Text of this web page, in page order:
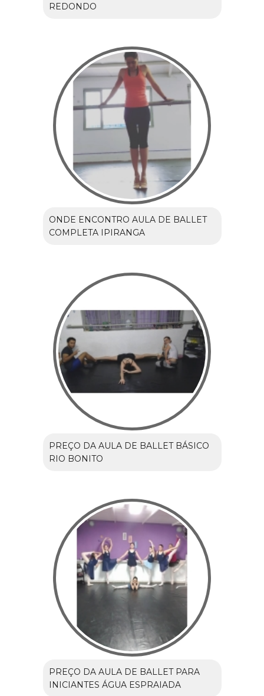
REDONDO
ONDE ENCONTRO AULA DE BALLET
COMPLETA IPIRANGA
PREÇO DA AULA DE BALLET BÁSICO
RIO BONITO
PREÇO DA AULA DE BALLET PARA
INICIANTES ÁGUA ESPRAIADA